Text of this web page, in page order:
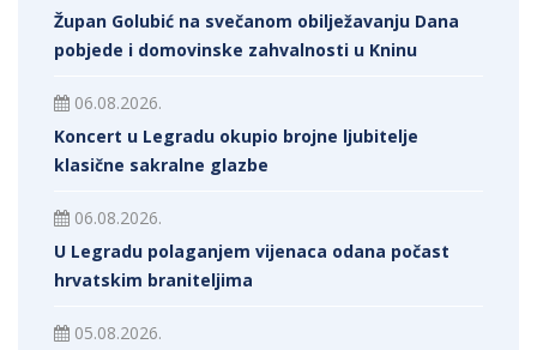
Župan Golubić na svečanom obilježavanju Dana
pobjede i domovinske zahvalnosti u Kninu
06.08.2026.
Koncert u Legradu okupio brojne ljubitelje
klasične sakralne glazbe
06.08.2026.
U Legradu polaganjem vijenaca odana počast
hrvatskim braniteljima
05.08.2026.